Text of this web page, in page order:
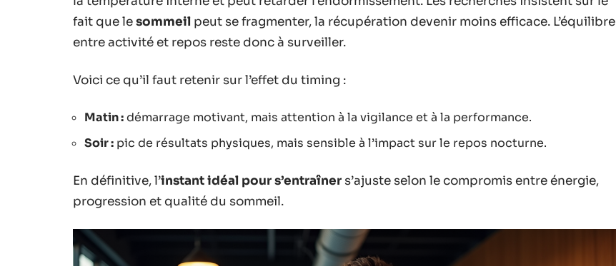
fait que lesommeil peut se fragmenter, la récupération devenir moins efficace. L’équilibre
entre activité et repos reste donc à surveiller.
Voici ce qu’il faut retenir sur l’effet du timing :
Matin :démarrage motivant, mais attention à la vigilance et à la performance.
Soir : pic de résultats physiques, mais sensible à l’impact sur le repos nocturne.
En définitive, l’instant idéal pour s’entraîner s’ajuste selon le compromis entre énergie,
progression et qualité du sommeil.